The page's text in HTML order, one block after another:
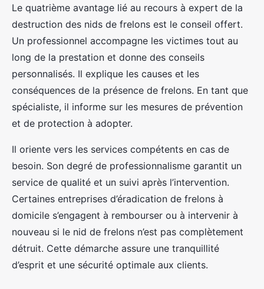
Le quatrième avantage lié au recours à expert de la
destruction des nids de frelons est le conseil offert.
Un professionnel accompagne les victimes tout au
long de la prestation et donne des conseils
personnalisés. Il explique les causes et les
conséquences de la présence de frelons. En tant que
spécialiste, il informe sur les mesures de prévention
et de protection à adopter.
Il oriente vers les services compétents en cas de
besoin. Son degré de professionnalisme garantit un
service de qualité et un suivi après l’intervention.
Certaines entreprises d’éradication de frelons à
domicile s’engagent à rembourser ou à intervenir à
nouveau si le nid de frelons n’est pas complètement
détruit. Cette démarche assure une tranquillité
d’esprit et une sécurité optimale aux clients.